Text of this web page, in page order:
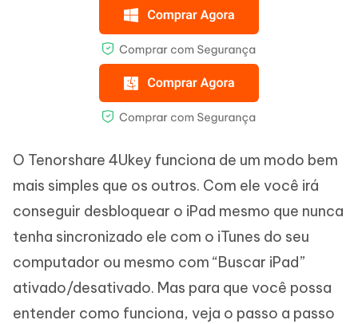
O Tenorshare 4Ukey funciona de um modo bem
mais simples que os outros. Com ele você irá
conseguir desbloquear o iPad mesmo que nunca
tenha sincronizado ele com o iTunes do seu
computador ou mesmo com “Buscar iPad”
ativado/desativado. Mas para que você possa
entender como funciona, veja o passo a passo